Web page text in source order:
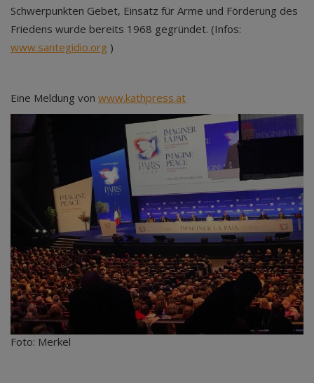
Schwerpunkten Gebet, Einsatz für Arme und Förderung des
Friedens wurde bereits 1968 gegründet. (Infos:
www.santegidio.org )
Eine Meldung von www.kathpress.at
Foto: Merkel